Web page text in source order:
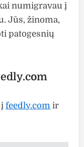
numigravau į
Jūs, žinoma,
patogesnių
įfeedly.com ir